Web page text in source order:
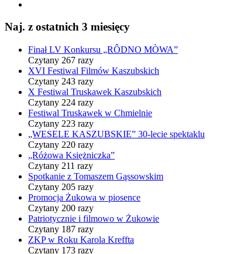
Naj. z ostatnich 3 miesięcy
Finał LV Konkursu „RÔDNO MÒWA”
Czytany 267 razy
XVI Festiwal Filmów Kaszubskich
Czytany 243 razy
X Festiwal Truskawek Kaszubskich
Czytany 224 razy
Festiwal Truskawek w Chmielnie
Czytany 223 razy
„WESELE KASZUBSKIE” 30-lecie spektaklu
Czytany 220 razy
„Różowa Księżniczka”
Czytany 211 razy
Spotkanie z Tomaszem Gąssowskim
Czytany 205 razy
Promocja Żukowa w piosence
Czytany 200 razy
Patriotycznie i filmowo w Żukowie
Czytany 187 razy
ZKP w Roku Karola Kreffta
Czytany 173 razy